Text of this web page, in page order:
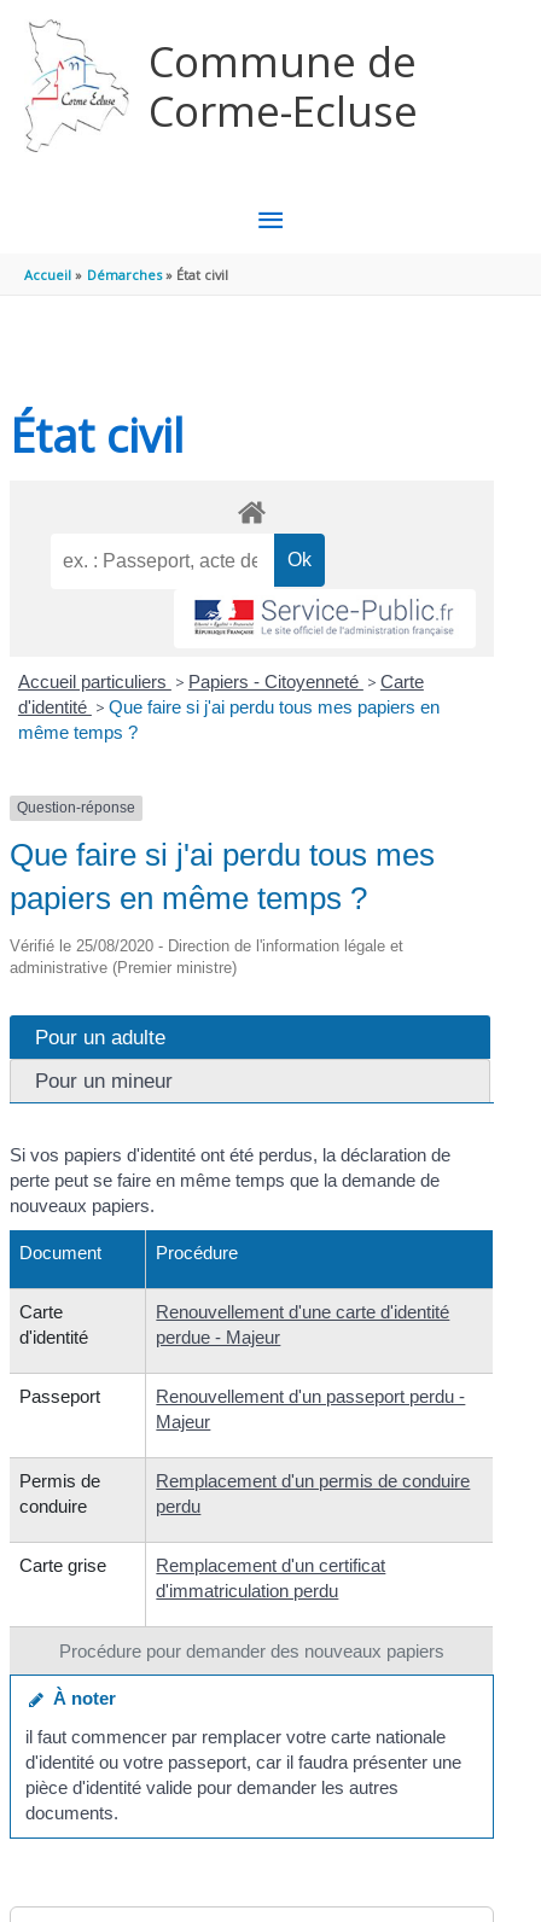
Commune de
Corme-Ecluse
MENU
Accueil Démarches État civil
État civil
Accueil particuliers > Papiers - Citoyenneté > Carte
d'identité > Que faire si j'ai perdu tous mes papiers en
même temps ?
Question-réponse
Que faire si j'ai perdu tous mes
papiers en même temps ?
Vérifié le 25/08/2020 - Direction de l'information légale et
administrative (Premier ministre)
Pour un adulte
Pour un mineur
Si vos papiers d'identité ont été perdus, la déclaration de
perte peut se faire en même temps que la demande de
nouveaux papiers.
Procédure pour demander des nouveaux papiers
Document Procédure
Carte
d'identité
Renouvellement d'une carte d'identité
perdue - Majeur
Passeport
Renouvellement d'un passeport perdu -
Majeur
Permis de
conduire
Remplacement d'un permis de conduire
perdu
Carte grise
Remplacement d'un certificat
d'immatriculation perdu
À noter
il faut commencer par remplacer votre carte nationale
d'identité ou votre passeport, car il faudra présenter une
pièce d'identité valide pour demander les autres
documents.